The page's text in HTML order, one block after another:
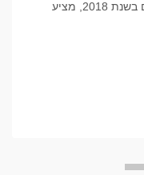
הביצועים. פוצ'ואו דינגזואה, ספק שהוקם בשנת 2018, מציע